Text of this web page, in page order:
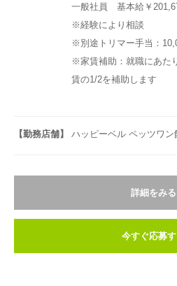
一般社員 基本給￥
※経験により相談
※別途トリマー手当：
※家賃補助：就職にあた
賃の1/2を補助します
【勤務店舗】 ハッピーベル ペッツワン
詳細をみる
今すぐ応募